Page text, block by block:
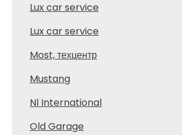
Lux car service
Lux car service
Most, техцентр
Mustang
Nl International
Old Garage